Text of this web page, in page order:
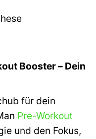
Booster – Dein
für dein
Pre-Workout
und den Fokus,